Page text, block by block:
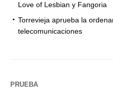
Love of Lesbian y Fangoria
Torrevieja aprueba la
telecomunicaciones
PRUEBA